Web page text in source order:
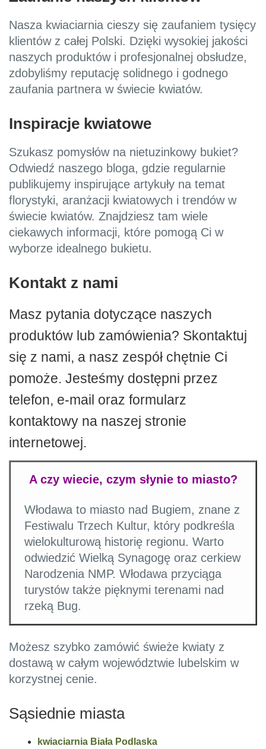
Nasza kwiaciarnia cieszy się zaufaniem tysięcy
klientów z całej Polski. Dzięki wysokiej jakości
naszych produktów i profesjonalnej obsłudze,
zdobyliśmy reputację solidnego i godnego
zaufania partnera w świecie kwiatów.
Inspiracje kwiatowe
Szukasz pomysłów na nietuzinkowy bukiet?
Odwiedź naszego bloga, gdzie regularnie
publikujemy inspirujące artykuły na temat
florystyki, aranżacji kwiatowych i trendów w
świecie kwiatów. Znajdziesz tam wiele
ciekawych informacji, które pomogą Ci w
wyborze idealnego bukietu.
Kontakt z nami
Masz pytania dotyczące naszych
produktów lub zamówienia? Skontaktuj
się z nami, a nasz zespół chętnie Ci
pomoże. Jesteśmy dostępni przez
telefon, e-mail oraz formularz
kontaktowy na naszej stronie
internetowej.
A czy wiecie, czym słynie to miasto?
Włodawa to miasto nad Bugiem, znane z
Festiwalu Trzech Kultur, który podkreśla
wielokulturową historię regionu. Warto
odwiedzić Wielką Synagogę oraz cerkiew
Narodzenia NMP. Włodawa przyciąga
turystów także pięknymi terenami nad
rzeką Bug.
Możesz szybko zamówić świeże kwiaty z
dostawą w całym województwie lubelskim w
korzystnej cenie.
Sąsiednie miasta
kwiaciarnia Biała Podlaska